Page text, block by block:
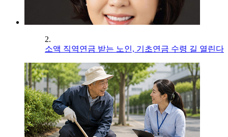
2.
소액 직역연금 받는 노인, 기초연금 수령 길 열린다